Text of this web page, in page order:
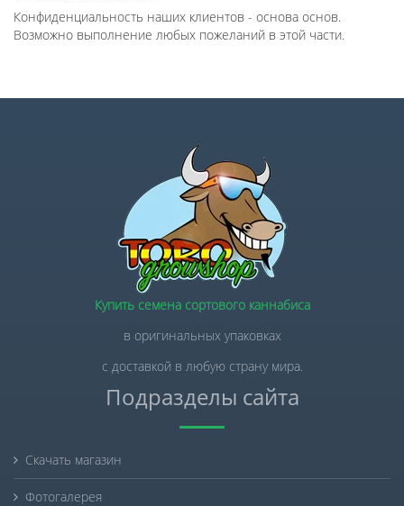
Конфиденциальность наших клиентов - основа основ.
Возможно выполнение любых пожеланий в этой части.
Купить семена сортового каннабиса
в оригинальных упаковках
с доставкой в любую страну мира.
Подразделы сайта
Скачать магазин
Фотогалерея